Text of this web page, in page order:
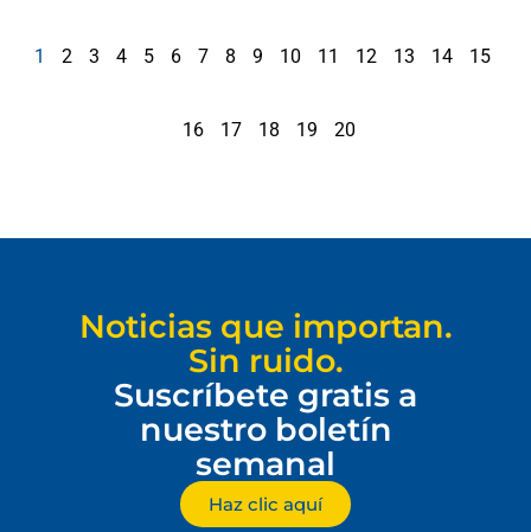
1 2 3 4 5 6 7 8 9 10 11 12 13 14 15
16 17 18 19 20
Noticias que importan.
Sin ruido.
Suscríbete gratis a
nuestro boletín
semanal
Haz clic aquí